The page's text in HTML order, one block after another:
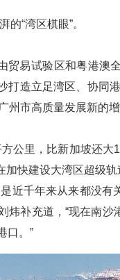
“湾区棋眼”。
易试验区和粤港澳
打造立足湾区、协同
州市高质量发展新的增
公里，比新加坡还
快建设大湾区超级轨
近千年来从来都没
炜补充道，“现在南
口。”